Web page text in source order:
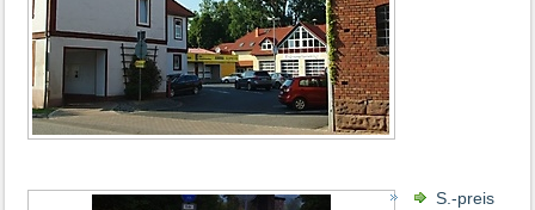
S.-preis